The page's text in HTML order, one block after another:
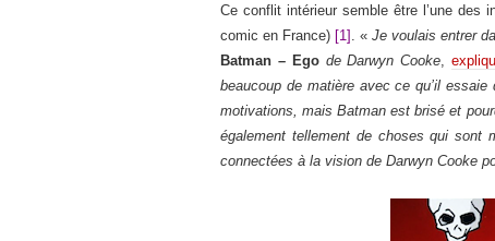
Ce conflit intérieur semble être l’une des
comic en France) [1] . «Je voulais entrer
Batman – Egode Darwyn Cooke,
beaucoup de matière avec ce qu’il
motivations, mais Batman est brisé et
également tellement de choses qui sont
connectées à la vision de Darwyn Cooke